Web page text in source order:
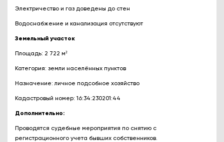
Электричество и газ доведены до стен
Водоснабжение и канализация отсутствуют
Земельный участок
Площадь: 2 722 м²
Категория: земли населённых пунктов
Назначение: личное подсобное хозяйство
Кадастровый номер: 16:34:230201:44
Дополнительно:
Проводятся судебные мероприятия по снятию с
регистрационного учета бывших собственников.